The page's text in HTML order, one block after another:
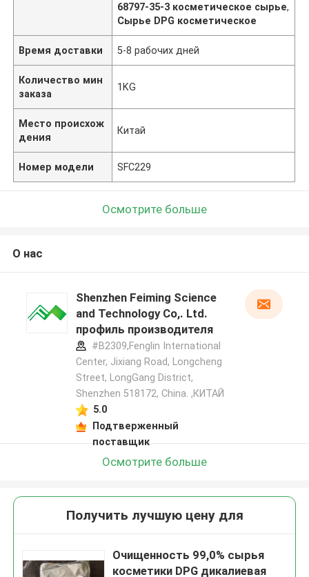
68797-35-3 косметическое сырье,
Сырье DPG косметическое
Время доставки 5-8 рабочих дней
Количество мин
заказа
1KG
Место происхож
дения
Китай
Номер модели SFC229
Осмотрите больше
О нас
Shenzhen Feiming Science
and Technology Co,. Ltd.
профиль производителя
#B2309,Fenglin International
Center, Jixiang Road, Longcheng
Street, LongGang District,
Shenzhen 518172, China. ,КИТАЙ
5.0
Подтверженный
поставщик
Осмотрите больше
Получить лучшую цену для
Очищенность 99,0% сырья
косметики DPG дикалиевая